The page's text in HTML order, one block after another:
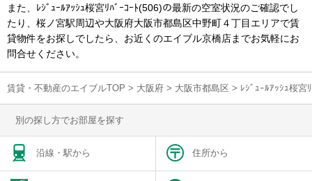
また、ﾚｼﾞｭｰﾙｱｯｼｭ桜宮ﾘﾊﾞｰｺｰﾄ(506)の最新の空室状況のご確認でし
たり、桜ノ宮駅周辺や大阪府大阪市都島区中野町４丁目エリアで賃
貸物件をお探しでしたら、お近くのエイブル京橋店までお気軽にお
問合せください。
賃貸・不動産のエイブルTOP > 大阪府 > 大阪市都島区 > ﾚｼﾞｭｰﾙｱｯｼｭ桜宮
別の探し方でお部屋を探す
沿線・駅から 住所から